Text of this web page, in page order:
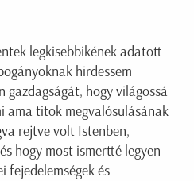
legkisebbikének adatott
hirdessem
gazdagságát, hogy világossá
ama titok megvalósulásának
rejtve volt Istenben,
hogy most ismertté legyen
fejedelemségek és